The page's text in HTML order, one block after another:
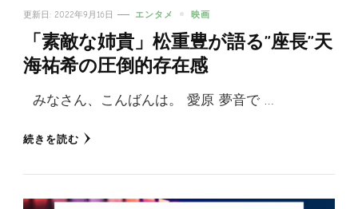
更新日: 2022年9月16日 エンタメ 映画
「素敵な姉貴」松重豊が語る”座長”天
海祐希の圧倒的存在感
みなさん、こんばんは。 愛原 夢音で …
続きを読む